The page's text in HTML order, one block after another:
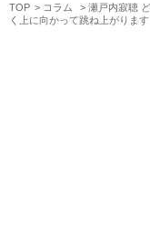
TOP コラム
瀬戸内寂聴
く上に向かって跳ね上がります